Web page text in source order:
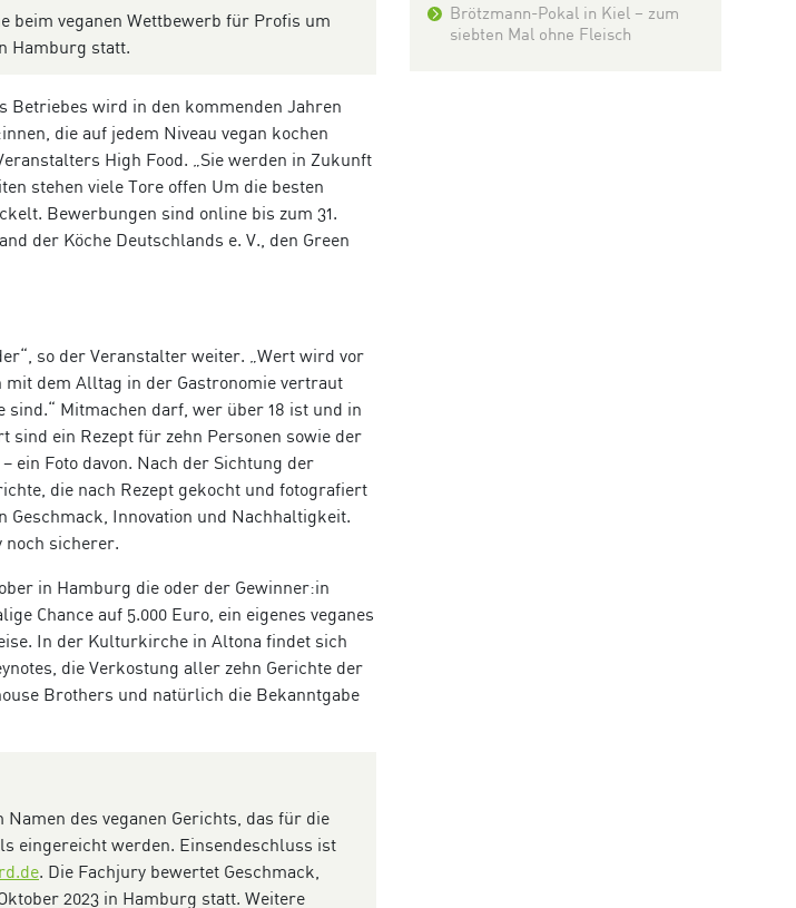
beim veganen Wettbewerb für Profis um
Hamburg statt.
Betriebes wird in den kommenden Jahren
die auf jedem Niveau vegan kochen
High Food. „Sie werden in Zukunft
stehen viele Tore offen Um die besten
Bewerbungen sind online bis zum 31.
der Köche Deutschlands e. V., den Green
so der Veranstalter weiter. „Wert wird vor
dem Alltag in der Gastronomie vertraut
Mitmachen darf, wer über 18 ist und in
sind ein Rezept für zehn Personen sowie der
ein Foto davon. Nach der Sichtung der
die nach Rezept gekocht und fotografiert
Innovation und Nachhaltigkeit.
sicherer.
in Hamburg die oder der Gewinner:in
Chance auf 5.000 Euro, ein eigenes veganes
In der Kulturkirche in Altona findet sich
die Verkostung aller zehn Gerichte der
Brothers und natürlich die Bekanntgabe
des veganen Gerichts, das für die
eingereicht werden. Einsendeschluss ist
. Die Fachjury bewertet Geschmack,
2023 in Hamburg statt. Weitere
Brötzmann-Pokal in Kiel – zum
siebten Mal ohne Fleisch